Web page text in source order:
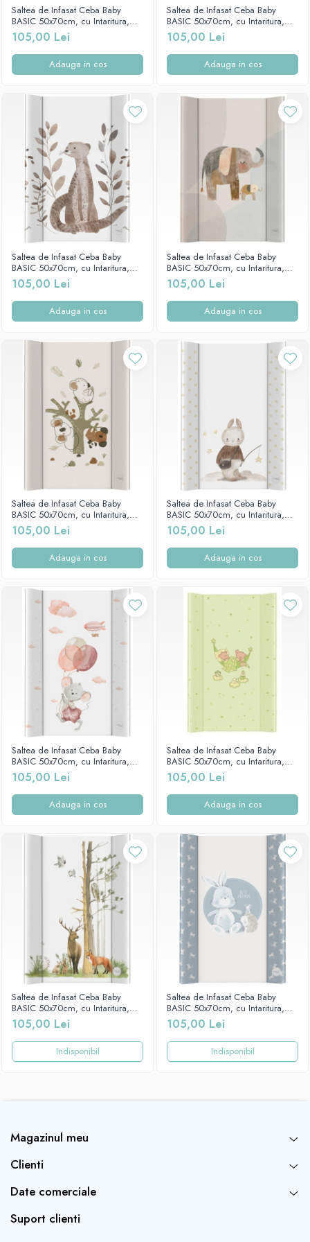
Olite tip scaunel simple
Reductoare antiderapante
Reductoare moi
Seturi cadite 92 cm
Seturi cadite anatomice
Suporti anatomici plastic
Suporti anatomici textili
Suporti metalici cadite
Mese de infasat pliabile
Mese de infasat Ultra Light 50x70
cm
Patuturi pliabile
Tampoane postnatale
Tampoane si protectii silicon
pentru san
Saltea de Infasat Ceba Baby
BASIC 50x70cm, cu Intaritura,
Grosime 2cm, Sistem Anti-
Alunecare, Baloane 216-000-734
105,00 Lei
Adauga in cos
Saltea de Infasat Ceba Baby
BASIC 50x70cm, cu Intaritura,
Grosime 2cm, Sistem Anti-
Alunecare, Clever Otter 216-000-
787
105,00 Lei
Adauga in cos
Saltea de Infasat Ceba Baby
BASIC 50x70cm, cu Intaritura,
Grosime 2cm, Sistem Anti-
Alunecare, Clever Otter 216-000-
786
105,00 Lei
Adauga in cos
Saltea de Infasat Ceba Baby
BASIC 50x70cm, cu Intaritura,
Grosime 2cm, Sistem Anti-
Alunecare, Ursuletul Koala 216-
000-781
105,00 Lei
Adauga in cos
Saltea de Infasat Ceba Baby
BASIC 50x70cm, cu Intaritura,
Grosime 2cm, Sistem Anti-
Alunecare, Ursuletul Koala 216-
000-729
105,00 Lei
Adauga in cos
Saltea de Infasat Ceba Baby
BASIC 50x70cm, cu Intaritura,
Grosime 2cm, Sistem Anti-
Alunecare, Iepurasul Pescar 216-
000-728
105,00 Lei
Adauga in cos
Saltea de Infasat Ceba Baby
BASIC 50x70cm, cu Intaritura,
Grosime 2cm, Sistem Anti-
Alunecare, Soricelul vesel 216-
000-727
105,00 Lei
Adauga in cos
Saltea de Infasat Ceba Baby
BASIC 50x70cm, cu Intaritura,
Grosime 2cm, Sistem Anti-
Alunecare, Hamac Verde
105,00 Lei
Adauga in cos
Saltea de Infasat Ceba Baby
BASIC 50x70cm, cu Intaritura,
Grosime 2cm, Sistem Anti-
Alunecare, Forest Dream 216-
000-724
105,00 Lei
Indisponibil
Saltea de Infasat Ceba Baby
BASIC 50x70cm, cu Intaritura,
Grosime 2cm, Sistem Anti-
Alunecare, Prieteni buni 216-000-
730
105,00 Lei
Indisponibil
Magazinul meu
Clienti
Date comerciale
Suport clienti